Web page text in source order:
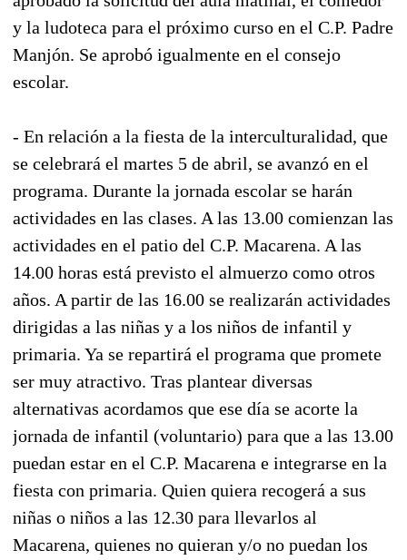
y la ludoteca para el próximo curso en el C.P. Padre
Manjón. Se aprobó igualmente en el consejo
escolar.
- En relación a la fiesta de la interculturalidad, que
se celebrará el martes 5 de abril, se avanzó en el
programa. Durante la jornada escolar se harán
actividades en las clases. A las 13.00 comienzan las
actividades en el patio del C.P. Macarena. A las
14.00 horas está previsto el almuerzo como otros
años. A partir de las 16.00 se realizarán actividades
dirigidas a las niñas y a los niños de infantil y
primaria. Ya se repartirá el programa que promete
ser muy atractivo. Tras plantear diversas
alternativas acordamos que ese día se acorte la
jornada de infantil (voluntario) para que a las 13.00
puedan estar en el C.P. Macarena e integrarse en la
fiesta con primaria. Quien quiera recogerá a sus
niñas o niños a las 12.30 para llevarlos al
Macarena, quienes no quieran y/o no puedan los